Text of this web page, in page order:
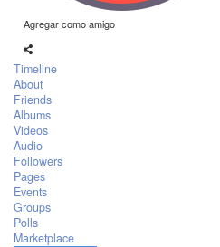
Agregar como amigo
Timeline
About
Friends
Albums
Videos
Audio
Followers
Pages
Events
Groups
Polls
Marketplace